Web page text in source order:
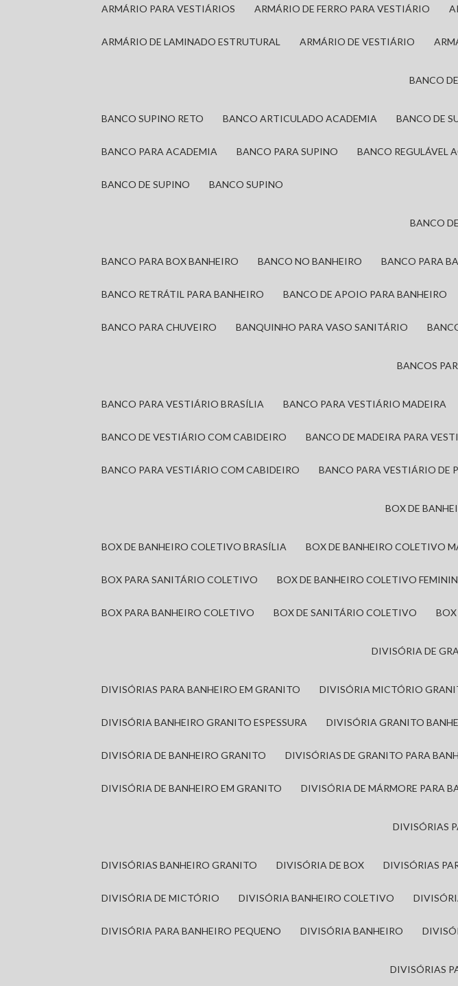
ARMÁRIO PARA VESTIÁRIOS ARMÁRIO DE FERRO PARA VESTIÁRIO
ARMÁRIO DE LAMINADO ESTRUTURAL ARMÁRIO DE VESTIÁRIO
BANCO
BANCO SUPINO RETO BANCO ARTICULADO ACADEMIA BANCO DE
BANCO PARA ACADEMIA BANCO PARA SUPINO BANCO REGULÁVEL
BANCO DE SUPINO BANCO SUPINO
BANCO
BANCO PARA BOX BANHEIRO BANCO NO BANHEIRO BANCO PARA
BANCO RETRÁTIL PARA BANHEIRO BANCO DE APOIO PARA BANHEIRO
BANCO PARA CHUVEIRO BANQUINHO PARA VASO SANITÁRIO
BANCOS
BANCO PARA VESTIÁRIO BRASÍLIA BANCO PARA VESTIÁRIO MADEIRA
BANCO DE VESTIÁRIO COM CABIDEIRO BANCO DE MADEIRA PARA
BANCO PARA VESTIÁRIO COM CABIDEIRO BANCO PARA VESTIÁRIO DE
BOX DE
BOX DE BANHEIRO COLETIVO BRASÍLIA BOX DE BANHEIRO COLETIVO
BOX PARA SANITÁRIO COLETIVO BOX DE BANHEIRO COLETIVO
BOX PARA BANHEIRO COLETIVO BOX DE SANITÁRIO COLETIVO
DIVISÓRIA DE
DIVISÓRIAS PARA BANHEIRO EM GRANITO DIVISÓRIA MICTÓRIO
DIVISÓRIA BANHEIRO GRANITO ESPESSURA DIVISÓRIA GRANITO
DIVISÓRIA DE BANHEIRO GRANITO DIVISÓRIAS DE GRANITO PARA
DIVISÓRIA DE BANHEIRO EM GRANITO DIVISÓRIA DE MÁRMORE PARA
DIVISÓRIAS
DIVISÓRIAS BANHEIRO GRANITO DIVISÓRIA DE BOX DIVISÓRIAS
DIVISÓRIA DE MICTÓRIO DIVISÓRIA BANHEIRO COLETIVO
DIVISÓRIA PARA BANHEIRO PEQUENO DIVISÓRIA BANHEIRO
DIVISÓRIAS